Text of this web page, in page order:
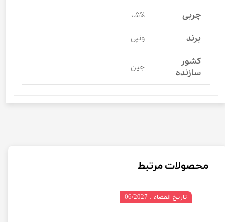
چربی ۰.۵%
برند ونپی
کشور
سازنده
چین
محصولات مرتبط
تاریخ انقضاء : 06/2027